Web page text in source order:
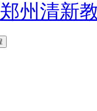
郑州清新